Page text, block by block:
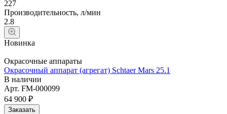
227
Производительность, л/мин
2.8
Новинка
Окрасочные аппараты
Окрасочный аппарат (агрегат) Schtaer Mars 25.1
В наличии
Арт. FM-000099
64 900 ₽
Заказать